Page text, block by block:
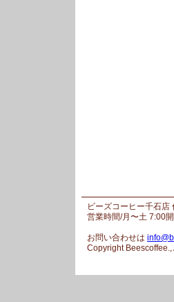
ビーズコーヒー千石
営業時間/月〜土 7:00
お問い合わせは
Copyright